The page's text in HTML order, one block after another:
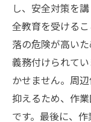
し、安全対策を
全教育を受ける
落の危険が高い
義務付けられて
かせません。周
抑えるため、作
です。最後に、